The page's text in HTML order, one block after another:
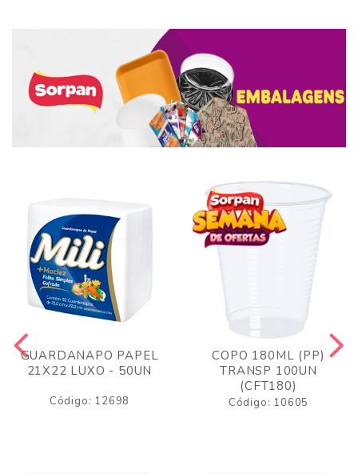
GUARDANAPO PAPEL
21X22 LUXO - 50UN
Código: 12698
COPO 180ML (PP)
TRANSP 100UN
(CFT180)
Código: 10605